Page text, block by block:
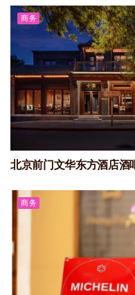
商务
北京前门文华东方酒店
商务